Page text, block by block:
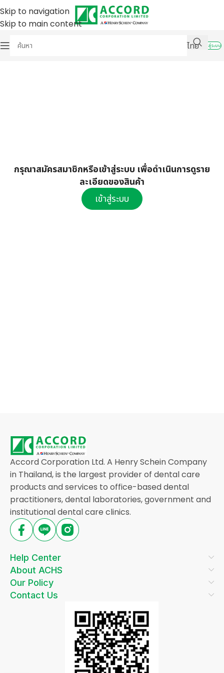
Skip to navigation
Skip to main content
ไทย
เข้าสู่ระบบ
กรุณาสมัครสมาชิกหรือเข้าสู่ระบบ เพื่อดำเนินการดูราย
ละเอียดของสินค้า
เข้าสู่ระบบ
Accord Corporation Ltd. A Henry Schein Company
in Thailand, is the largest provider of dental care
products and services to office-based dental
practitioners, dental laboratories, government and
institutional dental care clinics.
Help Center
About ACHS
Our Policy
Contact Us